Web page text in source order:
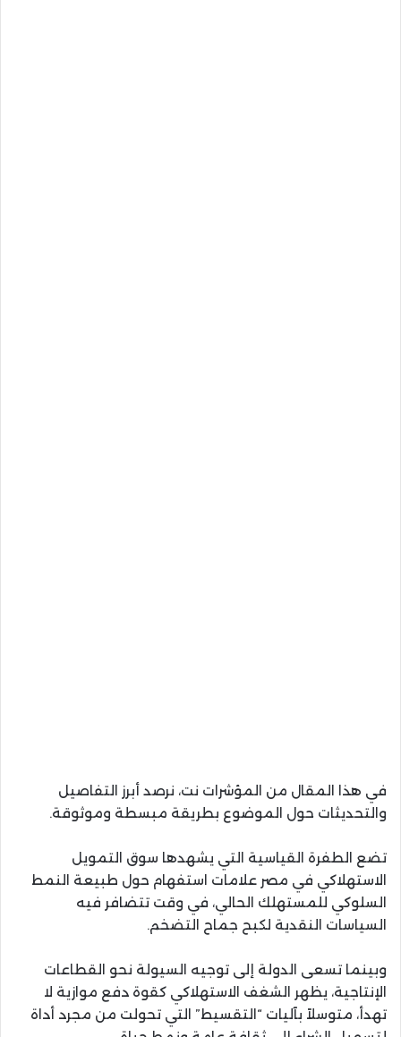
في هذا المقال من المؤشرات نت، نرصد أبرز التفاصيل
والتحديثات حول الموضوع بطريقة مبسطة وموثوقة.
تضع الطفرة القياسية التي يشهدها سوق التمويل
الاستهلاكي في مصر علامات استفهام حول طبيعة النمط
السلوكي للمستهلك الحالي، في وقت تتضافر فيه
السياسات النقدية لكبح جماح التضخم.
وبينما تسعى الدولة إلى توجيه السيولة نحو القطاعات
الإنتاجية، يظهر الشغف الاستهلاكي كقوة دفع موازية لا
تهدأ، متوسلاً بآليات “التقسيط” التي تحولت من مجرد أداة